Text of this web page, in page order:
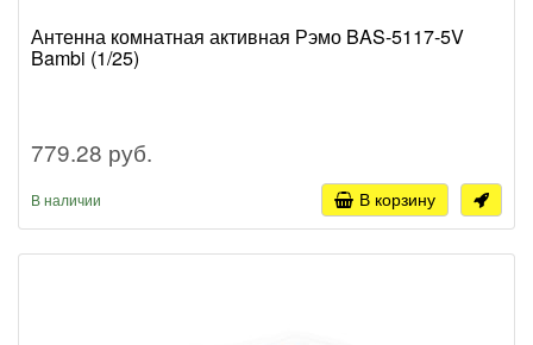
Антенна комнатная активная Рэмо BAS-5117-5V
Bambi (1/25)
779.28 руб.
В наличии В корзину